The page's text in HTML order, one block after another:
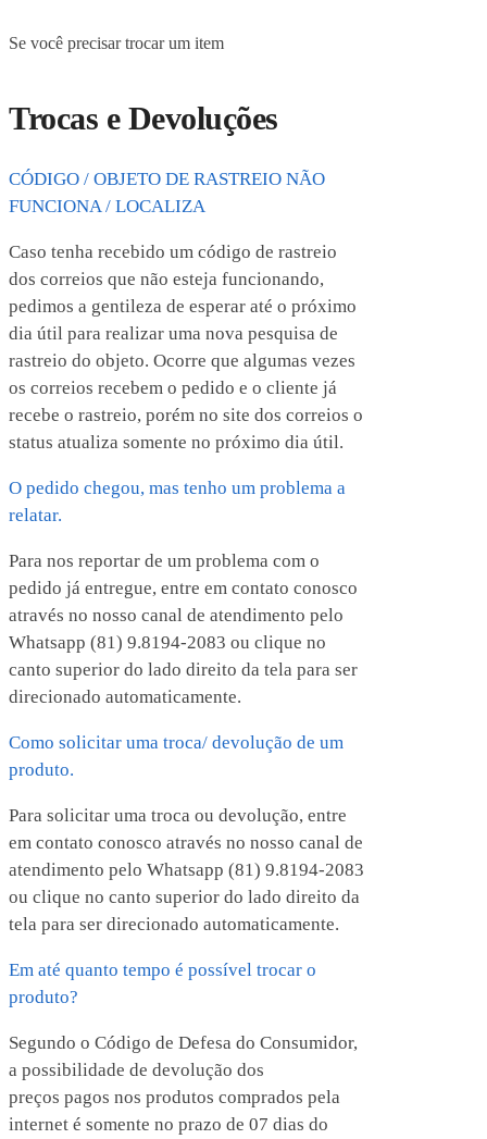
Se você precisar trocar um item
Trocas e Devoluções
CÓDIGO / OBJETO DE RASTREIO NÃO
FUNCIONA / LOCALIZA
Caso tenha recebido um código de rastreio
dos correios que não esteja funcionando,
pedimos a gentileza de esperar até o próximo
dia útil para realizar uma nova pesquisa de
rastreio do objeto. Ocorre que algumas vezes
os correios recebem o pedido e o cliente já
recebe o rastreio, porém no site dos correios o
status atualiza somente no próximo dia útil.
O pedido chegou, mas tenho um problema a
relatar.
Para nos reportar de um problema com o
pedido já entregue, entre em contato conosco
através no nosso canal de atendimento pelo
Whatsapp (81) 9.8194-2083 ou clique no
canto superior do lado direito da tela para ser
direcionado automaticamente.
Como solicitar uma troca/ devolução de um
produto.
Para solicitar uma troca ou devolução, entre
em contato conosco através no nosso canal de
atendimento pelo Whatsapp (81) 9.8194-2083
ou clique no canto superior do lado direito da
tela para ser direcionado automaticamente.
Em até quanto tempo é possível trocar o
produto?
Segundo o Código de Defesa do Consumidor,
a possibilidade de devolução dos
preços pagos nos produtos comprados pela
internet é somente no prazo de 07 dias do